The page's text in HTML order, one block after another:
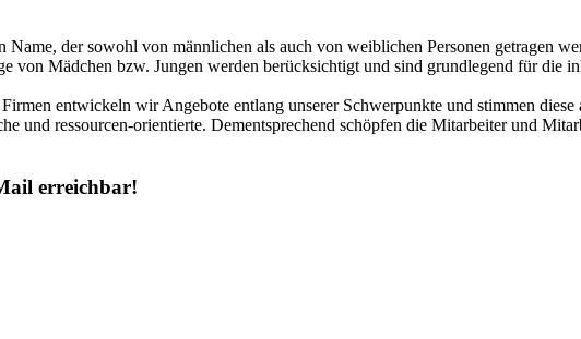
Name, der sowohl von männlichen als auch von weiblichen Personen getragen
von Mädchen bzw. Jungen werden berücksichtigt und sind grundlegend für die
entwickeln wir Angebote entlang unserer Schwerpunkte und stimmen
und ressourcen-orientierte. Dementsprechend schöpfen die Mitarbeiter und
erreichbar!